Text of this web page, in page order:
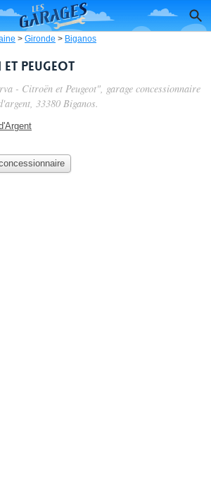
> Gironde > Biganos
et Peugeot
- Citroën et Peugeot", garage concessionnaire
, 33380 Biganos.